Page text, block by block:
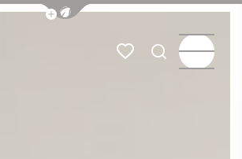
Afficher la barre de navigation du
Mes favoris
Je
Menu